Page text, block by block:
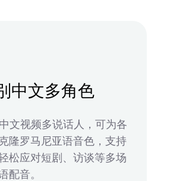
中文多角色
文视频多说话人，可为各
隆罗马尼亚语音色，支持
松应对短剧、访谈等多场
配音。